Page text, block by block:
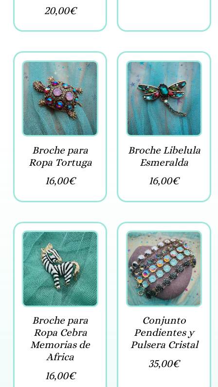
20,00€
Broche para
Ropa Tortuga
16,00€
Broche Libelula
Esmeralda
16,00€
Broche para
Ropa Cebra
Memorias de
Africa
16,00€
Conjunto
Pendientes y
Pulsera Cristal
35,00€